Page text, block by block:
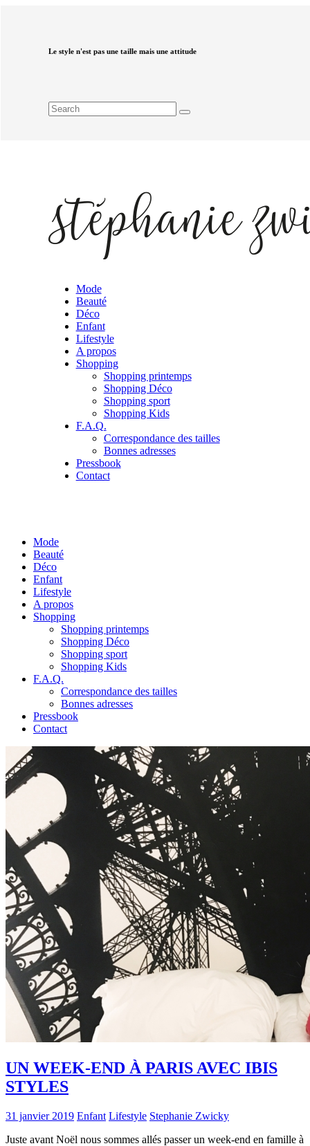
Le style n'est pas une taille mais une attitude
Mode
Beauté
Déco
Enfant
Lifestyle
A propos
Shopping
Shopping printemps
Shopping Déco
Shopping sport
Shopping Kids
F.A.Q.
Correspondance des tailles
Bonnes adresses
Pressbook
Contact
Mode
Beauté
Déco
Enfant
Lifestyle
A propos
Shopping
Shopping printemps
Shopping Déco
Shopping sport
Shopping Kids
F.A.Q.
Correspondance des tailles
Bonnes adresses
Pressbook
Contact
UN WEEK-END À PARIS AVEC IBIS
STYLES
31 janvier 2019 Enfant Lifestyle Stephanie Zwicky
Juste avant Noël nous sommes allés passer un week-end en famille à